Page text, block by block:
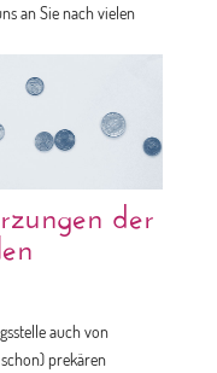
an Sie nach vielen
der
auch von
prekären